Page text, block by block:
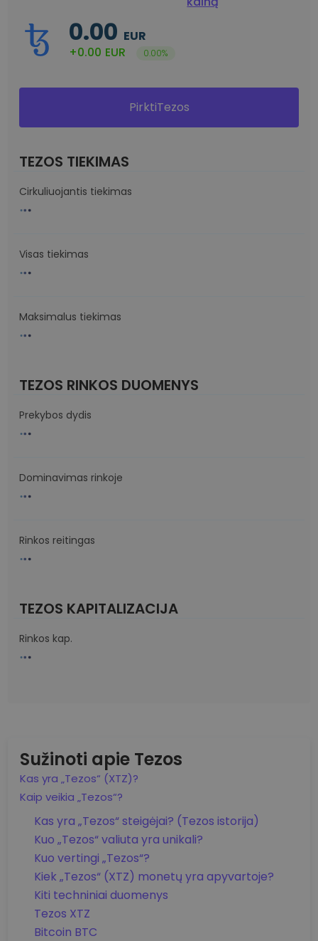
Sužinoti apie Tezos
Kas yra „Tezos“ (XTZ)?
Kaip veikia „Tezos“?
Kas yra „Tezos“ steigėjai? (Tezos istorija)
Kuo „Tezos“ valiuta yra unikali?
Kuo vertingi „Tezos“?
Kiek „Tezos“ (XTZ) monetų yra apyvartoje?
Kiti techniniai duomenys
Tezos XTZ
Bitcoin BTC
0.00 EUR
+0.00 EUR 0.00%
PirktiTezos
TEZOS TIEKIMAS
Cirkuliuojantis tiekimas
Visas tiekimas
Maksimalus tiekimas
TEZOS RINKOS DUOMENYS
Prekybos dydis
Dominavimas rinkoje
Rinkos reitingas
TEZOS KAPITALIZACIJA
Rinkos kap.